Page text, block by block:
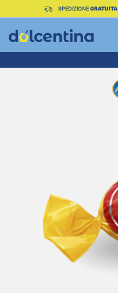
SPEDIZIONEGRATUITA